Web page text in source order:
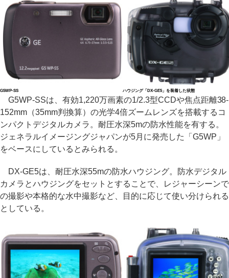
G5WP-SS ハウジング「DX-GE5」を装着した状態
G5WP-SSは、有効1,220万画素の1/2.3型CCDや焦点距離38-
152mm（35mm判換算）の光学4倍ズームレンズを搭載するコ
ンパクトデジタルカメラ。耐圧水深5mの防水性能を有する。
ジェネラルイメージングジャパンが5月に発売した「G5WP」
をベースにしているとみられる。
DX-GE5は、耐圧水深55mの防水ハウジング。防水デジタル
カメラとハウジングをセットとすることで、レジャーシーンで
の撮影や本格的な水中撮影など、目的に応じて使い分けられる
としている。